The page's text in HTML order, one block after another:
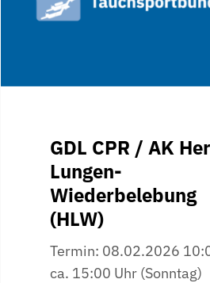
Lungen-
GDL CPR / AK
Lungen-
Wiederbelebung
(HLW)
Termin: 08.02.2026
ca. 15:00 Uhr (Sonntag)